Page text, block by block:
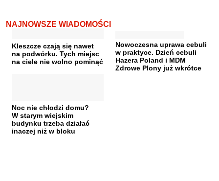
NAJNOWSZE WIADOMOŚCI
Kleszcze czają się nawet
na podwórku. Tych miejsc
na ciele nie wolno pominąć
Nowoczesna uprawa cebuli
w praktyce. Dzień cebuli
Hazera Poland i MDM
Zdrowe Plony już wkrótce
Noc nie chłodzi domu?
W starym wiejskim
budynku trzeba działać
inaczej niż w bloku